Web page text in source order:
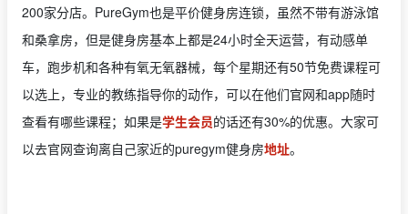
200家分店。PureGym也是平价健身房连锁，虽然不带有游泳馆
和桑拿房，但是健身房基本上都是24小时全天运营，有动感单
车，跑步机和各种有氧无氧器械，每个星期还有50节免费课程可
以选上，专业的教练指导你的动作，可以在他们官网和app随时
查看有哪些课程；如果是学生会员的话还有30%的优惠。大家可
以去官网查询离自己家近的puregym健身房地址。